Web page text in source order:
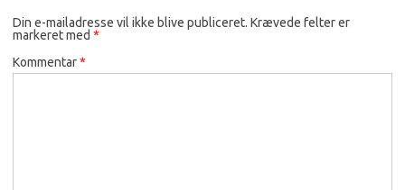
Din e-mailadresse vil ikke blive publiceret. Krævede felter er
markeret med *
Kommentar*